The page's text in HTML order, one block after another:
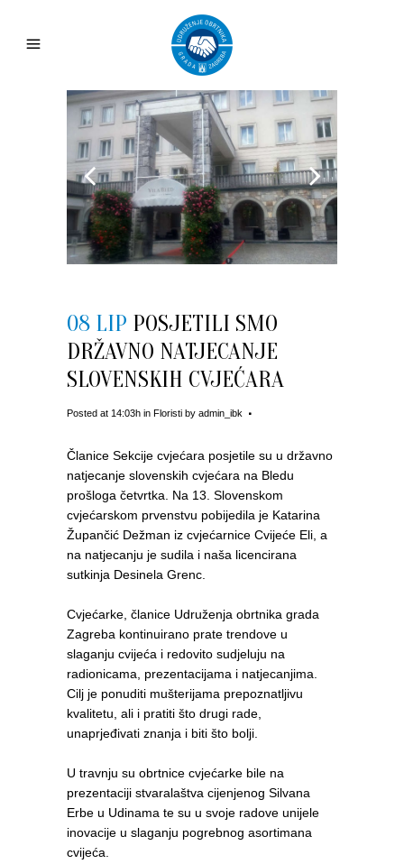
08 LIP POSJETILI SMO
DRŽAVNO NATJECANJE
SLOVENSKIH CVJEĆARA
Posted at 14:03h in Floristi by admin_ibk
Članice Sekcije cvjećara posjetile su u državno
natjecanje slovenskih cvjećara na Bledu
prošloga četvrtka. Na 13. Slovenskom
cvjećarskom prvenstvu pobijedila je Katarina
Župančić Dežman iz cvjećarnice Cvijeće Eli, a
na natjecanju je sudila i naša licencirana
sutkinja Desinela Grenc.
Cvjećarke, članice Udruženja obrtnika grada
Zagreba kontinuirano prate trendove u
slaganju cvijeća i redovito sudjeluju na
radionicama, prezentacijama i natjecanjima.
Cilj je ponuditi mušterijama prepoznatljivu
kvalitetu, ali i pratiti što drugi rade,
unaprjeđivati znanja i biti što bolji.
U travnju su obrtnice cvjećarke bile na
prezentaciji stvaralaštva cijenjenog Silvana
Erbe u Udinama te su u svoje radove unijele
inovacije u slaganju pogrebnog asortimana
cvijeća.